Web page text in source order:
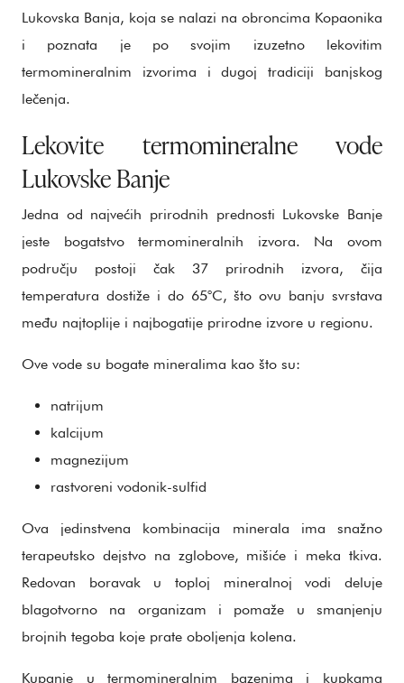
Lukovska Banja, koja se nalazi na obroncima Kopaonika
i poznata je po svojim izuzetno lekovitim
termomineralnim izvorima i dugoj tradiciji banjskog
lečenja.
Lekovite termomineralne vode
Lukovske Banje
Jedna od najvećih prirodnih prednosti Lukovske Banje
jeste bogatstvo termomineralnih izvora. Na ovom
području postoji čak 37 prirodnih izvora, čija
temperatura dostiže i do 65°C, što ovu banju svrstava
među najtoplije i najbogatije prirodne izvore u regionu.
Ove vode su bogate mineralima kao što su:
natrijum
kalcijum
magnezijum
rastvoreni vodonik-sulfid
Ova jedinstvena kombinacija minerala ima snažno
terapeutsko dejstvo na zglobove, mišiće i meka tkiva.
Redovan boravak u toploj mineralnoj vodi deluje
blagotvorno na organizam i pomaže u smanjenju
brojnih tegoba koje prate oboljenja kolena.
Kupanje u termomineralnim bazenima i kupkama